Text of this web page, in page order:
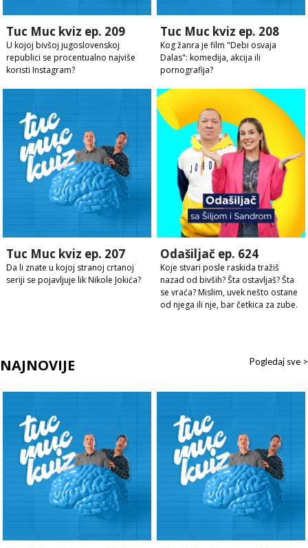
Tuc Muc kviz ep. 209
U kojoj bivšoj jugoslovenskoj
republici se procentualno najviše
koristi Instagram?
Tuc Muc kviz ep. 208
Kog žanra je film "Debi osvaja
Dalas": komedija, akcija ili
pornografija?
Tuc Muc kviz ep. 207
Da li znate u kojoj stranoj crtanoj
seriji se pojavljuje lik Nikole Jokića?
Odašiljač ep. 624
Koje stvari posle raskida tražiš
nazad od bivših? Šta ostavljaš? Šta
se vraća? Mislim, uvek nešto ostane
od njega ili nje, bar četkica za zube.
NAJNOVIJE Pogledaj sve >